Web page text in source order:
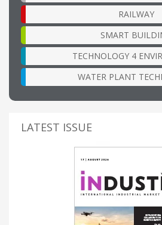
RAILWAY
SMART
TECHNOLOGY 4
WATER PLANT
LATEST ISSUE